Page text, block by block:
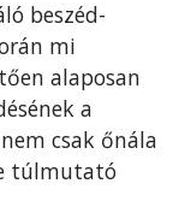
beszéd-
mi
alaposan
a
csak őnála
túlmutató